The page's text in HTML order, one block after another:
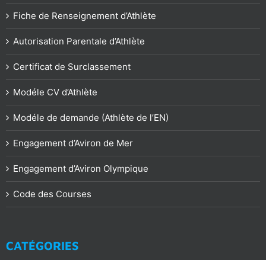
Fiche de Renseignement d’Athlète
Autorisation Parentale d’Athlète
Certificat de Surclassement
Modéle CV d’Athlète
Modéle de demande (Athlète de l’EN)
Engagement d’Aviron de Mer
Engagement d’Aviron Olympique
Code des Courses
CATÉGORIES